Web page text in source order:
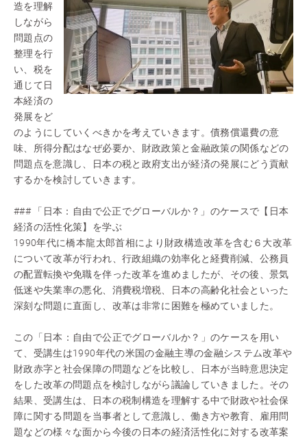
造を理解
しながら
問題点の
整理を行
い、税を
通じて日
本経済の
発展をど
のようにしていくべきかを考えていきます。債務償還費の意
味、所得分配はなぜ必要か、財政政策と金融政策の関係などの
問題点を意識し、日本の税と政府支出が経済の発展にどう貢献
するかを検討していきます。
### 「日本：自由で公正でグローバルか？」のケースで【日本
経済の活性化策】を学ぶ
1990年代に橋本龍太郎首相により財政構造改革を含む６大改革
について改革が行われ、行政組織の効率化と経費削減、公務員
の配置転換や免職を伴った改革を進めましたが、その後、景気
低迷や失業率の悪化、消費税増税、日本の高齢化社会といった
深刻な問題に直面し、改革は非常に困難を極めていました。
この「日本：自由で公正でグローバルか？」のケースを用い
て、受講生は1990年代の米国の金融主導の金融システム改革や
財政赤字と社会保障の問題などを比較し、日本が当時意思決定
をした改革の問題点を検討しながら議論していきました。その
結果、受講生は、日本の税制構造を理解する中で財政や社会保
障に関する問題を当事者として意識し、働き方や教育、雇用問
題などの様々な面から今後の日本の経済活性化に対する改革案